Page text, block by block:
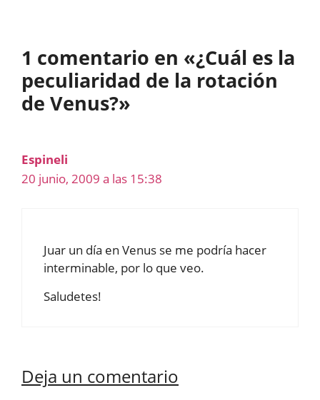
1 comentario en «¿Cuál es la
peculiaridad de la rotación
de Venus?»
Espineli
20 junio, 2009 a las 15:38
Juar un día en Venus se me podría hacer
interminable, por lo que veo.
Saludetes!
Deja un comentario